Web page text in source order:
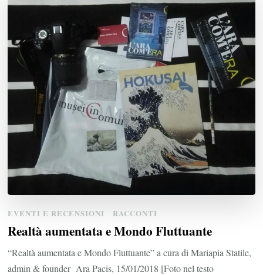
EVENTI E RECENSIONI RACCONTI
Realtà aumentata e Mondo Fluttuante
“Realtà aumentata e Mondo Fluttuante” a cura di Mariapia Statile,
admin & founder Ara Pacis, 15/01/2018 [Foto nel testo